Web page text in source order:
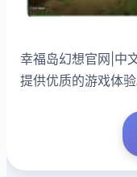
幸福岛幻想官网|中
提供优质的游戏体验